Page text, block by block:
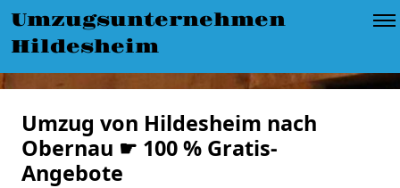
Umzugsunternehmen
Hildesheim
Umzug von Hildesheim nach
Obernau ☛ 100 % Gratis-
Angebote